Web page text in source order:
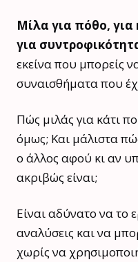
Μίλα για πόθο,
για
εκείνα που μπορείς
συναισθήματα που
Πώς μιλάς για κάτι
όμως; Και μάλιστα
ο άλλος αφού κι αν
ακριβώς είναι;
Είναι αδύνατο να το
αναλύσεις και να
χωρίς να